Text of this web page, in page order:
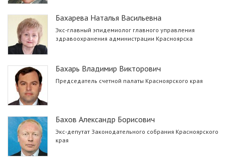
Бахарева Наталья Васильевна
Экс-главный эпидемиолог главного управления
здравоохранения администрации Красноярска
Бахарь Владимир Викторович
Председатель счетной палаты Красноярского края
Бахов Александр Борисович
Экс-депутат Законодательного собрания Красноярского
края